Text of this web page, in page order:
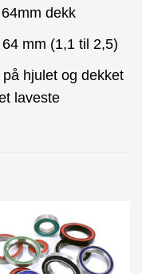
dekk
mm (1,1 til 2,5)
hjulet og dekket
laveste